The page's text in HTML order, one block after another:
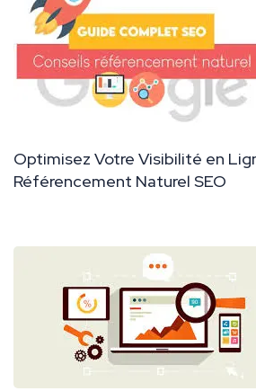
Optimisez Votre Visibilité en
Référencement Naturel SEO